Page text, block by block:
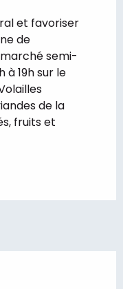
et favoriser
de
semi-
à 19h sur le
de la
fruits et